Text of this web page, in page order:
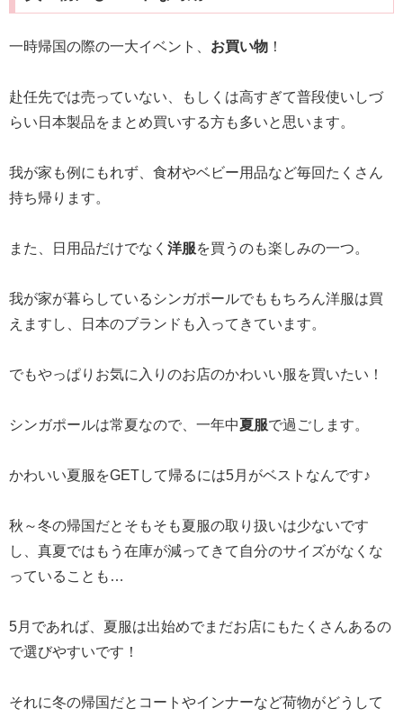
一時帰国の際の一大イベント、 お買い物 ！
赴任先では売っていない、もしくは高すぎて普段使いしづ
らい日本製品をまとめ買いする方も多いと思います。
我が家も例にもれず、食材やベビー用品など毎回たくさん
持ち帰ります。
また、日用品だけでなく 洋服を買うのも楽しみの一つ。
我が家が暮らしているシンガポールでももちろん洋服は買
えますし、日本のブランドも入ってきています。
でもやっぱりお気に入りのお店のかわいい服を買いたい！
シンガポールは常夏なので、一年中夏服で過ごします。
かわいい夏服をGETして帰るには5月がベストなんです♪
秋～冬の帰国だとそもそも夏服の取り扱いは少ないです
し、真夏ではもう在庫が減ってきて自分のサイズがなくな
っていることも…
5月であれば、夏服は出始めでまだお店にもたくさんあるの
で選びやすいです！
それに冬の帰国だとコートやインナーなど荷物がどうして